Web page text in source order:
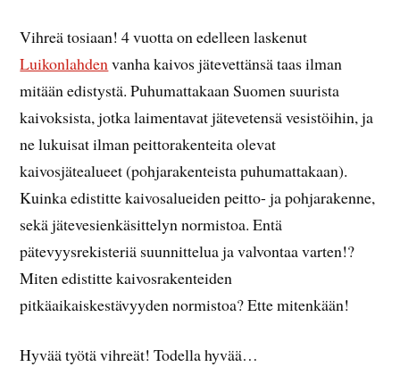
Vihreä tosiaan! 4 vuotta on edelleen laskenut
Luikonlahden vanha kaivos jätevettänsä taas ilman
mitään edistystä. Puhumattakaan Suomen suurista
kaivoksista, jotka laimentavat jätevetensä vesistöihin, ja
ne lukuisat ilman peittorakenteita olevat
kaivosjätealueet (pohjarakenteista puhumattakaan).
Kuinka edistitte kaivosalueiden peitto- ja pohjarakenne,
sekä jätevesienkäsittelyn normistoa. Entä
pätevyysrekisteriä suunnittelua ja valvontaa varten!?
Miten edistitte kaivosrakenteiden
pitkäaikaiskestävyyden normistoa? Ette mitenkään!
Hyvää työtä vihreät! Todella hyvää…